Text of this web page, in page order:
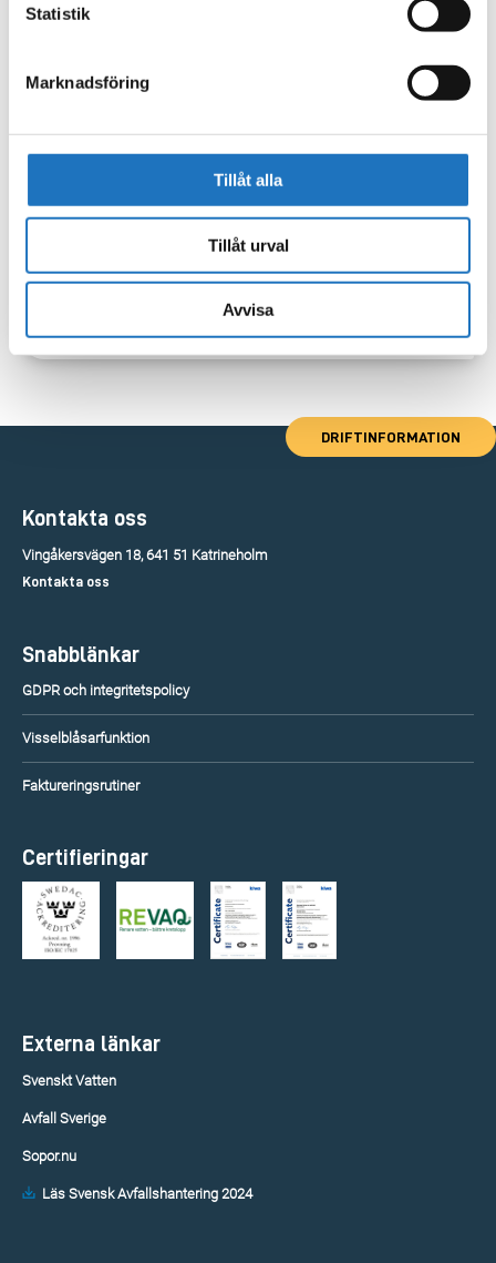
Statistik
Marknadsföring
Tillåt alla
Tillåt urval
Avvisa
DRIFTINFORMATION
Kontakta oss
Vingåkersvägen 18, 641 51 Katrineholm
Kontakta oss
Snabblänkar
GDPR och integritetspolicy
Visselblåsarfunktion
Faktureringsrutiner
Certifieringar
Externa länkar
Svenskt Vatten
Avfall Sverige
Sopor.nu
Läs Svensk Avfallshantering 2024